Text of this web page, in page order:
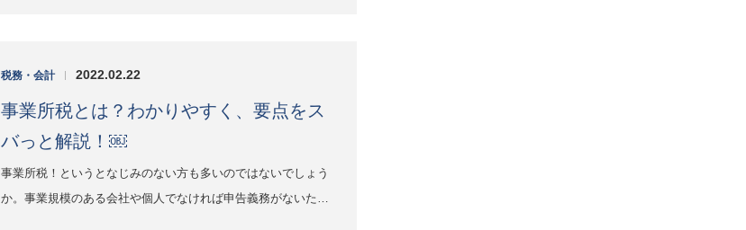
税務・会計 | 2022.02.22
事業所税とは？わかりやすく、要点をス
バっと解説！￼
事業所税！というとなじみのない方も多いのではないでしょう
か。事業規模のある会社や個人でなければ申告義務がないた…